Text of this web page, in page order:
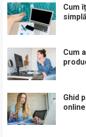
Cum
Cum
Ghid